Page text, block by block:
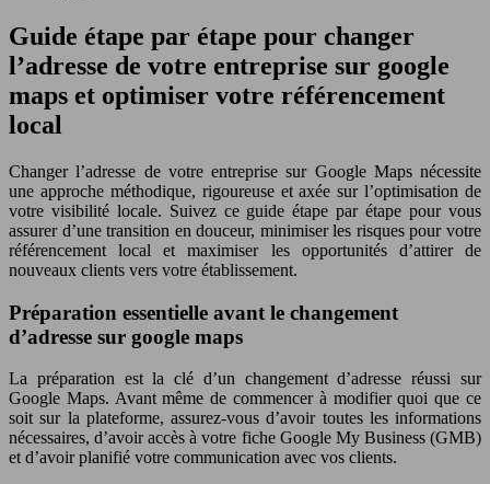
Guide étape par étape pour changer
l’adresse de votre entreprise sur google
maps et optimiser votre référencement
local
Changer l’adresse de votre entreprise sur Google Maps nécessite
une approche méthodique, rigoureuse et axée sur l’optimisation de
votre visibilité locale. Suivez ce guide étape par étape pour vous
assurer d’une transition en douceur, minimiser les risques pour votre
référencement local et maximiser les opportunités d’attirer de
nouveaux clients vers votre établissement.
Préparation essentielle avant le changement
d’adresse sur google maps
La préparation est la clé d’un changement d’adresse réussi sur
Google Maps. Avant même de commencer à modifier quoi que ce
soit sur la plateforme, assurez-vous d’avoir toutes les informations
nécessaires, d’avoir accès à votre fiche Google My Business (GMB)
et d’avoir planifié votre communication avec vos clients.